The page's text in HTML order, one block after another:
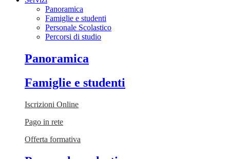
Panoramica
Famiglie e studenti
Personale Scolastico
Percorsi di studio
Panoramica
Famiglie e studenti
Iscrizioni Online
Pago in rete
Offerta formativa